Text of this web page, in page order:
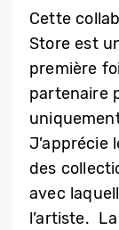
Cette
Store est
première
partenaire
J’apprécie
des
avec
l’artiste.